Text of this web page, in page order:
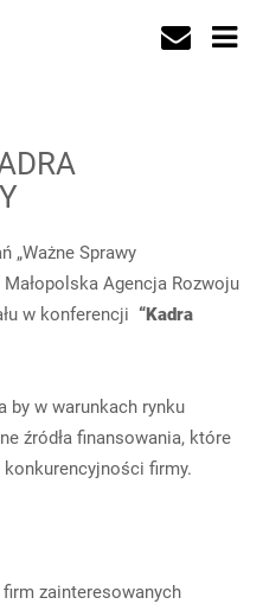
„Ważne Sprawy
Agencja Rozwoju
w konferencji “Kadra
by w warunkach rynku
źródła finansowania, które
konkurencyjności firmy.
zainteresowanych